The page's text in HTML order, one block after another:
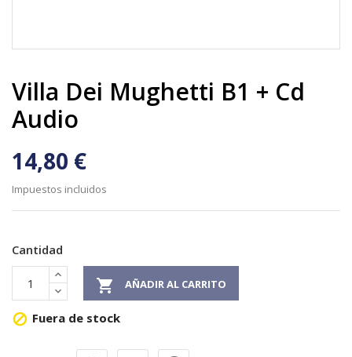
Villa Dei Mughetti B1 + Cd
Audio
14,80 €
Impuestos incluidos
Cantidad
 AÑADIR AL CARRITO
 Fuera de stock